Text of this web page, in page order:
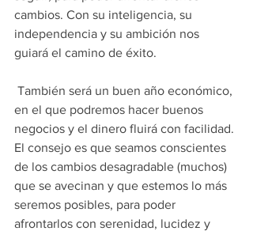
cambios. Con su inteligencia, su
independencia y su ambición nos
guiará el camino de éxito.
en el que podremos hacer buenos
negocios y el dinero fluirá con facilidad.
El consejo es que seamos conscientes
de los cambios desagradable (muchos)
que se avecinan y que estemos lo más
seremos posibles, para poder
afrontarlos con serenidad, lucidez y